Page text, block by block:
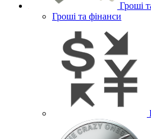
Гроші
Гроші та фінанси